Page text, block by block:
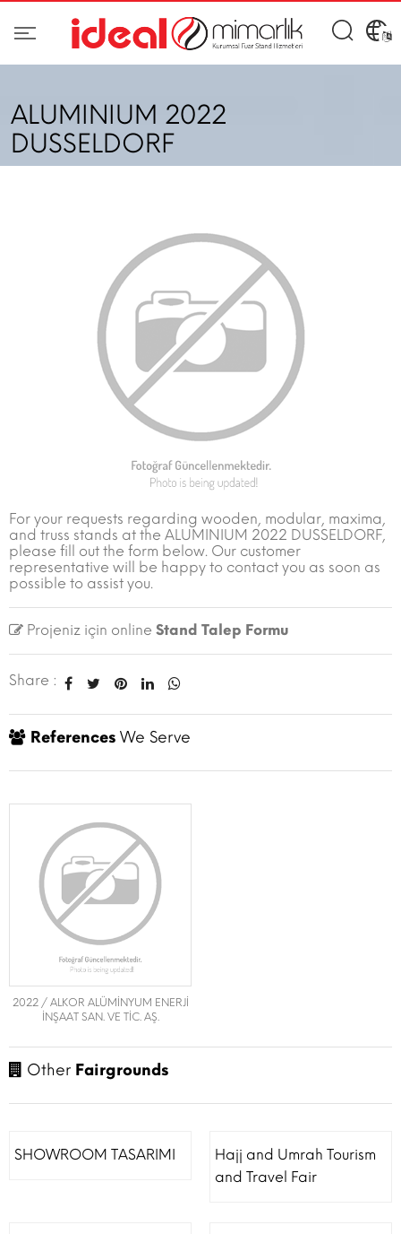
ALUMINIUM 2022
DUSSELDORF
For your requests regarding wooden, modular, maxima,
and truss stands at the ALUMINIUM 2022 DUSSELDORF,
please fill out the form below. Our customer
representative will be happy to contact you as soon as
possible to assist you.
Projeniz için online Stand Talep Formu
Share :
References We Serve
2022 / ALKOR ALÜMİNYUM ENERJİ
İNŞAAT SAN. VE TİC. AŞ.
Other Fairgrounds
SHOWROOM TASARIMI
Hajj and Umrah Tourism
and Travel Fair